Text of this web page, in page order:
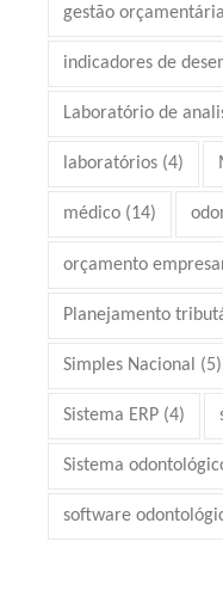
gestão orçamentária
indicadores de
Laboratório de
laboratórios (4)
médico (14)
orçamento
Planejamento
Simples Nacional (5)
Sistema ERP (4)
Sistema
software